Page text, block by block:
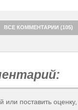
ВСЕ КОММЕНТАРИИ (105)
или поставить